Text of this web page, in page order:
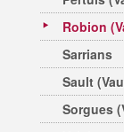
Robion
Sarrians
Sault
Sorgues